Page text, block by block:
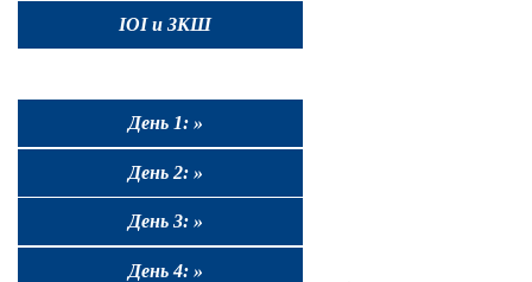
IOI и ЗКШ
День 1: »
День 2: »
День 3: »
День 4: »